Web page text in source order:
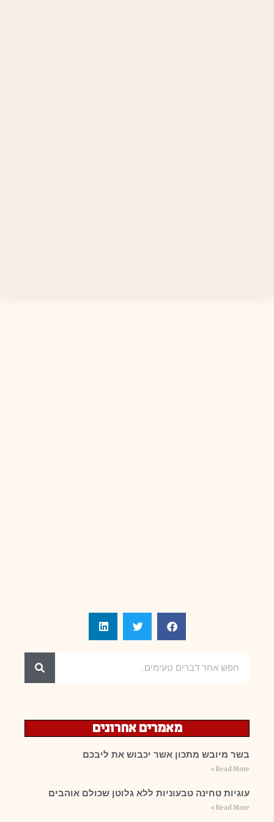
מאמרים אחרונים
בשר מיובש מתכון אשר יכבוש את ליבכם
Read More »
עוגיות טחינה טבעוניות ללא גלוטן שכולם אוהבים
Read More »